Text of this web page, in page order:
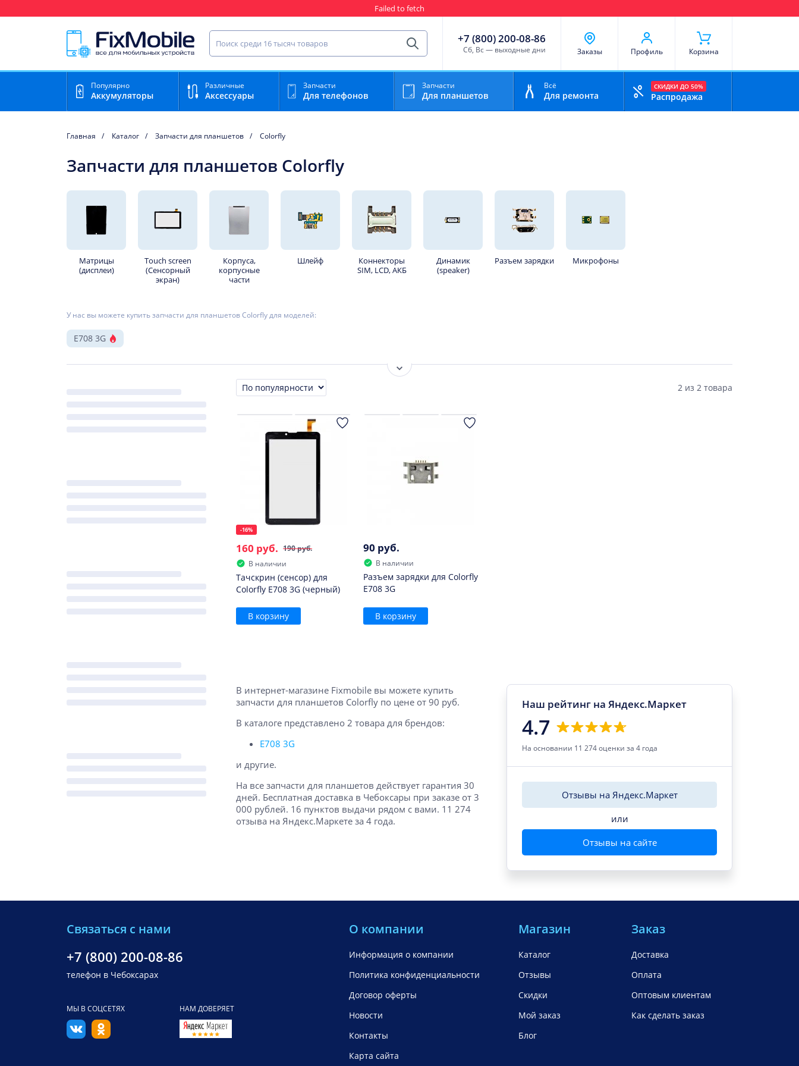
Failed to fetch
Найти запчасть для мобильного устройства
Найти
+7 (800) 200-08-86
Cб, Вс — выходные дни Заказы Профиль Корзина
Популярно
Аккумуляторы
Различные
Аксессуары
Запчасти
Для телефонов
Запчасти
Для планшетов
Всё
Для ремонта
СКИДКИ ДО 50%
Распродажа
Главная Каталог Запчасти для планшетов Colorfly
Запчасти для планшетов Colorfly
Матрицы
(дисплеи)
Touch screen
(Сенсорный
экран)
Корпуса,
корпусные
части
Шлейф
Коннекторы
SIM, LCD, АКБ
Динамик
(speaker)
Разъем зарядки Микрофоны
У нас вы можете купить запчасти для планшетов Colorfly для моделей:
E708 3G
Показать ещё
Сортировка 2 из 2 товара
-16%
190 руб.
160 руб.
В наличии
Тачскрин (сенсор) для
Colorfly E708 3G (черный)
В корзину
90 руб.
В наличии
Разъем зарядки для Colorfly
E708 3G
В корзину
Наш рейтинг на Яндекс.Маркет
4.7
На основании 11 274 оценки за 4 года
Отзывы на Яндекс.Маркет
или
Отзывы на сайте
В интернет-магазине Fixmobile вы можете купить
запчасти для планшетов Colorfly по цене от 90 руб.
В каталоге представлено 2 товара для брендов:
E708 3G
и другие.
На все запчасти для планшетов действует гарантия 30
дней. Бесплатная доставка в Чебоксары при заказе от 3
000 рублей. 16 пунктов выдачи рядом с вами. 11 274
отзыва на Яндекс.Маркете за 4 года.
Связаться с нами
+7 (800) 200-08-86
телефон в Чебоксарах
МЫ В СОЦСЕТЯХ НАМ ДОВЕРЯЕТ
О компании
Информация о компании
Политика конфиденциальности
Договор оферты
Новости
Контакты
Карта сайта
Магазин
Каталог
Отзывы
Скидки
Мой заказ
Блог
Заказ
Доставка
Оплата
Оптовым клиентам
Как сделать заказ